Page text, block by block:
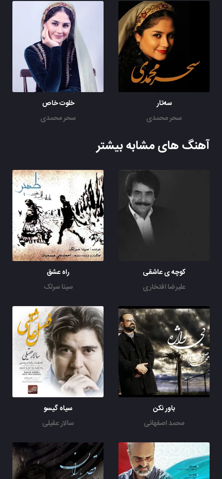
سه‌تار
سحر محمدی
خلوت خاص
سحر محمدی
آهنگ های مشابه بیشتر
کوچه ی عاشقی
علیرضا افتخاری
راه عشق
سینا سرلک
باور نکن
محمد اصفهانی
سیاه گیسو
سالار عقیلی